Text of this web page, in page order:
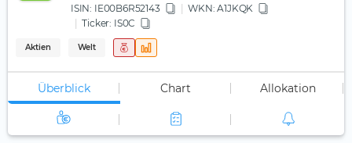
ISIN: IE00B6R52143 WKN: A1JKQK
Ticker: IS0C
Aktien Welt
Überblick Chart Allokation